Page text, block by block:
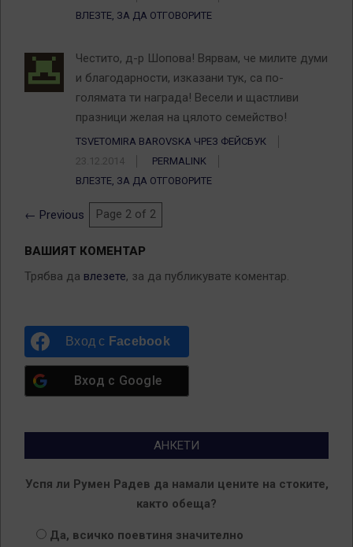
ВЛЕЗТЕ, ЗА ДА ОТГОВОРИТЕ
Честито, д-р Шопова! Вярвам, че милите думи
и благодарности, изказани тук, са по-
голямата ти награда! Весели и щастливи
празници желая на цялото семейство!
TSVETOMIRA BAROVSKA ЧРЕЗ ФЕЙСБУК
23.12.2014
PERMALINK
ВЛЕЗТЕ, ЗА ДА ОТГОВОРИТЕ
Comments
Navigation
← Previous Page 2 of 2
ВАШИЯТ КОМЕНТАР
Трябва да влезете, за да публикувате коментар.
Вход с Facebook
Вход с Google
АНКЕТИ
Успя ли Румен Радев да намали цените на стоките,
както обеща?
Да, всичко поевтиня значително